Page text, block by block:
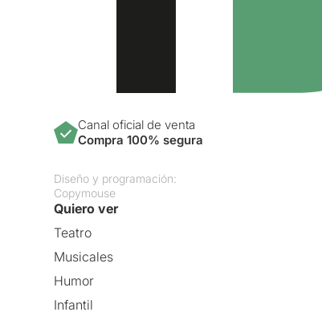
Canal oficial de venta
Compra 100% segura
Diseño y programación:
Copymouse
Quiero ver
Teatro
Musicales
Humor
Infantil